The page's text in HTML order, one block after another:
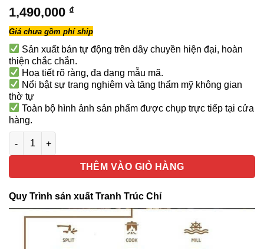
1,490,000 ₫
Giá chưa gồm phí ship
Sản xuất bán tự động trên dây chuyền hiện đại, hoàn
thiện chắc chắn.
Hoạ tiết rõ ràng, đa dạng mẫu mã.
Nổi bật sự trang nghiêm và tăng thẩm mỹ không gian
thờ tự
Toàn bộ hình ảnh sản phẩm được chụp trực tiếp tại cửa
hàng.
Tranh Trúc Chỉ Chữ Nhật, In Họa Tiết Hoa Sen, Kích Thước
THÊM VÀO GIỎ HÀNG
Quy Trình sản xuất Tranh Trúc Chỉ